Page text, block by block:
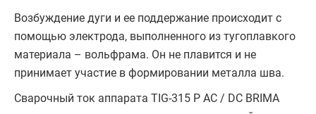
Возбуждение дуги и ее поддержание происходит с
помощью электрода, выполненного из тугоплавкого
материала – вольфрама. Он не плавится и не
принимает участие в формировании металла шва.
Сварочный ток аппарата TIG-315 P AC / DC BRIMA